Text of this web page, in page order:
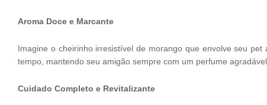
Aroma Doce e Marcante
Imagine o cheirinho irresistível de morango que envolve seu
tempo, mantendo seu amigão sempre com um perfume
Cuidado Completo e Revitalizante